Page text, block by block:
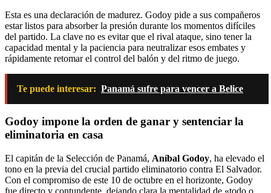
Esta es una declaración de madurez. Godoy pide a sus compañeros
estar listos para absorber la presión durante los momentos difíciles
del partido. La clave no es evitar que el rival ataque, sino tener la
capacidad mental y la paciencia para neutralizar esos embates y
rápidamente retomar el control del balón y del ritmo de juego.
Te puede interesar: Panamá sufre para vencer a Belice
Godoy impone la orden de ganar y sentenciar la
eliminatoria en casa
El capitán de la Selección de Panamá, Aníbal Godoy, ha elevado el
tono en la previa del crucial partido eliminatorio contra El Salvador.
Con el compromiso de este 10 de octubre en el horizonte, Godoy
fue directo y contundente, dejando clara la mentalidad de «todo o